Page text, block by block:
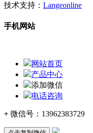
技术支持： Langeonline
手机网站
网站首页
产品中心
添加微信
电话咨询
+ 微信号： 13962383729